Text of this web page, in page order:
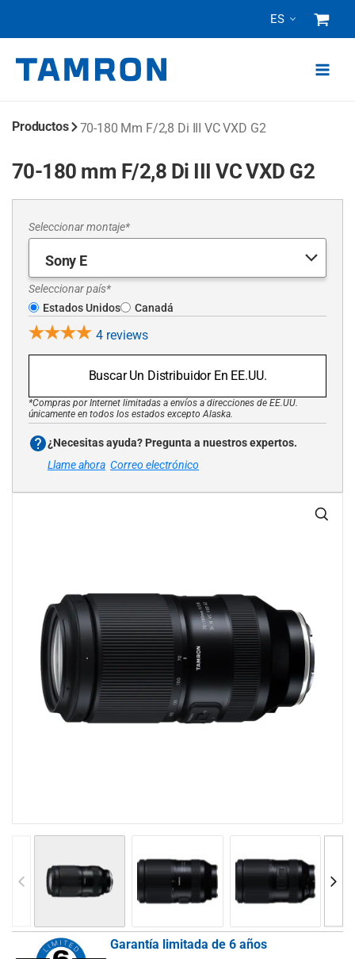
contenido
ES
Productos 70-180 Mm F/2,8 Di III VC VXD G2
70-180 mm F/2,8 Di III VC VXD G2
Garantía limitada de 6 años
Seleccionar montaje*
Seleccionar país*
Estados Unidos
Canadá
4 reviews
Buscar Un Distribuidor En EE.UU.
*Compras por Internet limitadas a envíos a direcciones de EE.UU.
únicamente en todos los estados excepto Alaska.
¿Necesitas ayuda? Pregunta a nuestros expertos.
Llame ahora Correo electrónico